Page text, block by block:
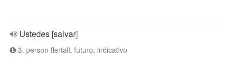
Ustedes [salvar]
3. person flertall, futuro, indicativo